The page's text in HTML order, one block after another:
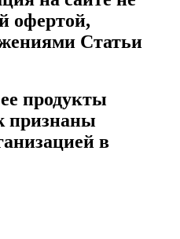
офертой,
Статьи
продукты
признаны
в